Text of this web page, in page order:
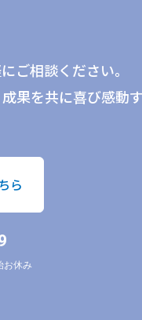
ご相談ください。
を共に喜び感動
ら
お休み